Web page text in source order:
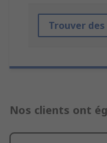
Trouver
Nos clients ont